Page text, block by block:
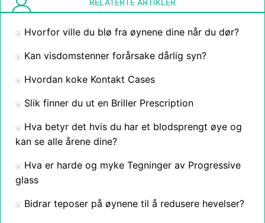
RELATERTE ARTIKLER
Hvorfor ville du blø fra øynene dine når du dør?
Kan visdomstenner forårsake dårlig syn?
Hvordan koke Kontakt Cases
Slik finner du ut en Briller Prescription
Hva betyr det hvis du har et blodsprengt øye og
kan se alle årene dine?
Hva er harde og myke Tegninger av Progressive
glass
Bidrar teposer på øynene til å redusere hevelser?